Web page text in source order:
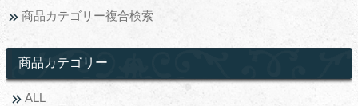
商品カテゴリー複合検索
商品カテゴリー
ALL